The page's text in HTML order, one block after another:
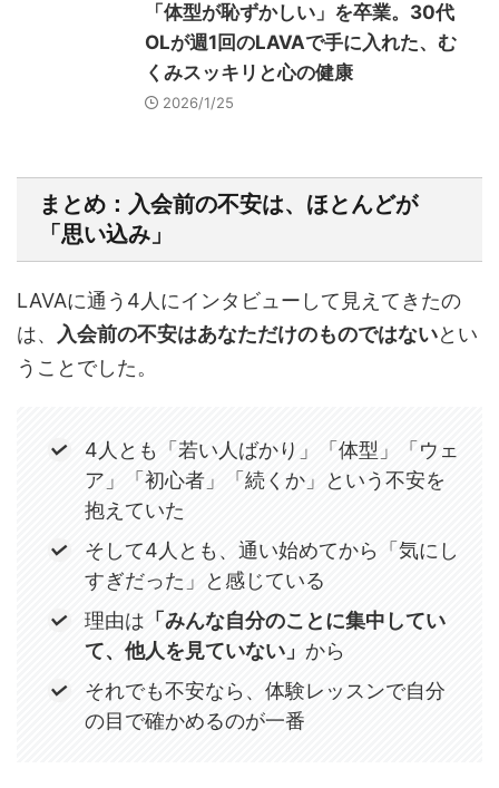
「体型が恥ずかしい」を卒業。30代
OLが週1回のLAVAで手に入れた、む
くみスッキリと心の健康
2026/1/25
まとめ：入会前の不安は、ほとんどが
「思い込み」
LAVAに通う4人にインタビューして見えてきたの
は、
入会前の不安はあなただけのものではないとい
うことでした。
4人とも「若い人ばかり」「体型」「ウェ
ア」「初心者」「続くか」という不安を
抱えていた
そして4人とも、通い始めてから「気にし
すぎだった」と感じている
理由は 「みんな自分のことに集中してい
て、他人を見ていない」 から
それでも不安なら、体験レッスンで自分
の目で確かめるのが一番